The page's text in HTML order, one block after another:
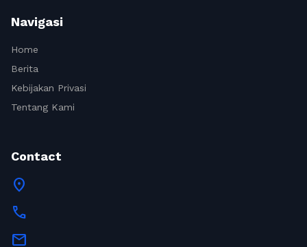
Navigasi
Home
Berita
Kebijakan Privasi
Tentang Kami
Contact
location_on
call
mail